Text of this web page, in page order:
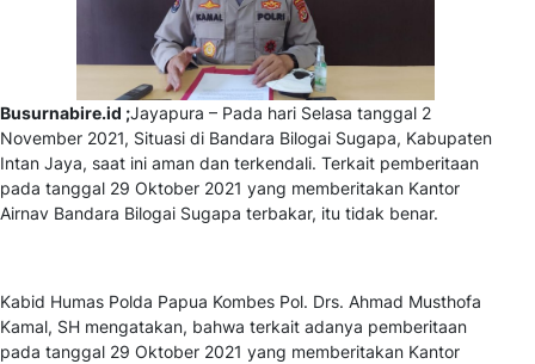
Busurnabire.id ;Jayapura – Pada hari Selasa tanggal 2
November 2021, Situasi di Bandara Bilogai Sugapa, Kabupaten
Intan Jaya, saat ini aman dan terkendali. Terkait pemberitaan
pada tanggal 29 Oktober 2021 yang memberitakan Kantor
Airnav Bandara Bilogai Sugapa terbakar, itu tidak benar.
Kabid Humas Polda Papua Kombes Pol. Drs. Ahmad Musthofa
Kamal, SH mengatakan, bahwa terkait adanya pemberitaan
pada tanggal 29 Oktober 2021 yang memberitakan Kantor